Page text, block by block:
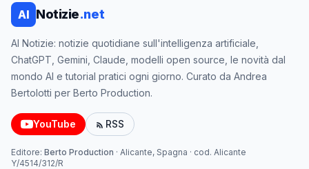
AI Notizie.net
AI Notizie: notizie quotidiane sull'intelligenza artificiale,
ChatGPT, Gemini, Claude, modelli open source, le novità dal
mondo AI e tutorial pratici ogni giorno. Curato da Andrea
Bertolotti per Berto Production.
YouTube RSS
Editore: Berto Production · Alicante, Spagna · cod. Alicante
Y/4514/312/R